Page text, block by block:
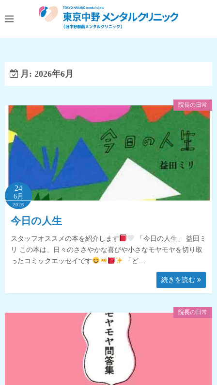
ン
ッ
月: 2026年6月
院長の日常
24
6月
2026
今日の人生
スタッフオススメの本を紹介します
「今日の人生」 益田ミ
リ この本は、日々のささやかな喜びや小さなモヤモヤを切り取
ったコミックエッセイです
「ど…
続きを読む
院長の日常